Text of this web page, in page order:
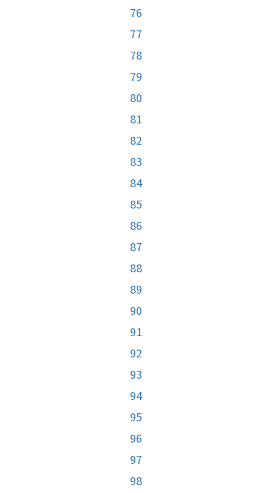
76
77
78
79
80
81
82
83
84
85
86
87
88
89
90
91
92
93
94
95
96
97
98